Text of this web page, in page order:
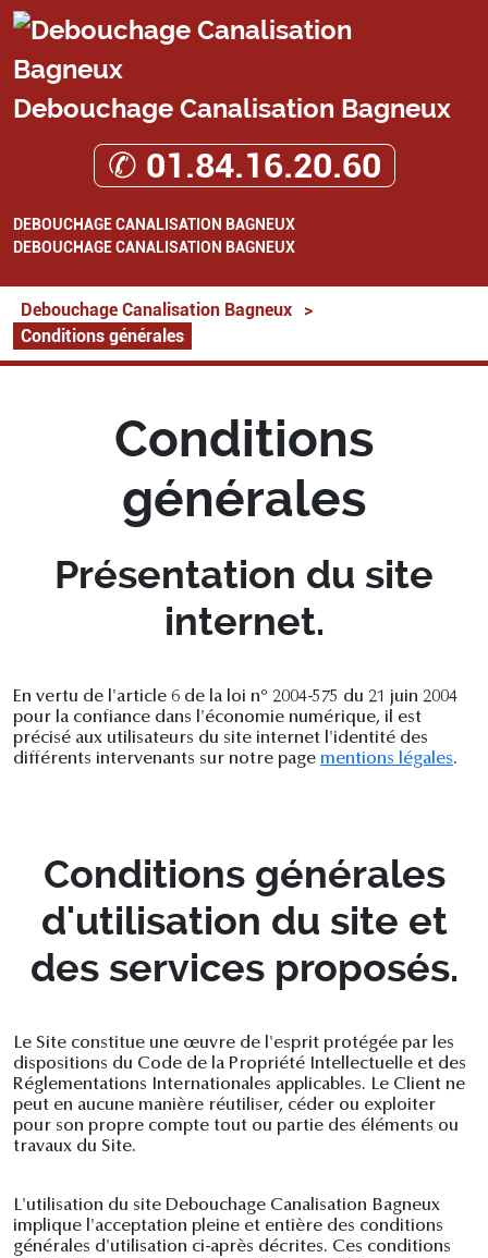
Debouchage Canalisation Bagneux
✆ 01.84.16.20.60
DEBOUCHAGE CANALISATION BAGNEUX
DEBOUCHAGE CANALISATION BAGNEUX
Debouchage Canalisation Bagneux
>
Conditions générales
Conditions
générales
Présentation du site
internet.
En vertu de l'article 6 de la loi n° 2004-575 du 21 juin 2004
pour la confiance dans l'économie numérique, il est
précisé aux utilisateurs du site internet l'identité des
différents intervenants sur notre page mentions légales.
Conditions générales
d'utilisation du site et
des services proposés.
Le Site constitue une œuvre de l'esprit protégée par les
dispositions du Code de la Propriété Intellectuelle et des
Réglementations Internationales applicables. Le Client ne
peut en aucune manière réutiliser, céder ou exploiter
pour son propre compte tout ou partie des éléments ou
travaux du Site.
L'utilisation du site Debouchage Canalisation Bagneux
implique l'acceptation pleine et entière des conditions
générales d'utilisation ci-après décrites. Ces conditions